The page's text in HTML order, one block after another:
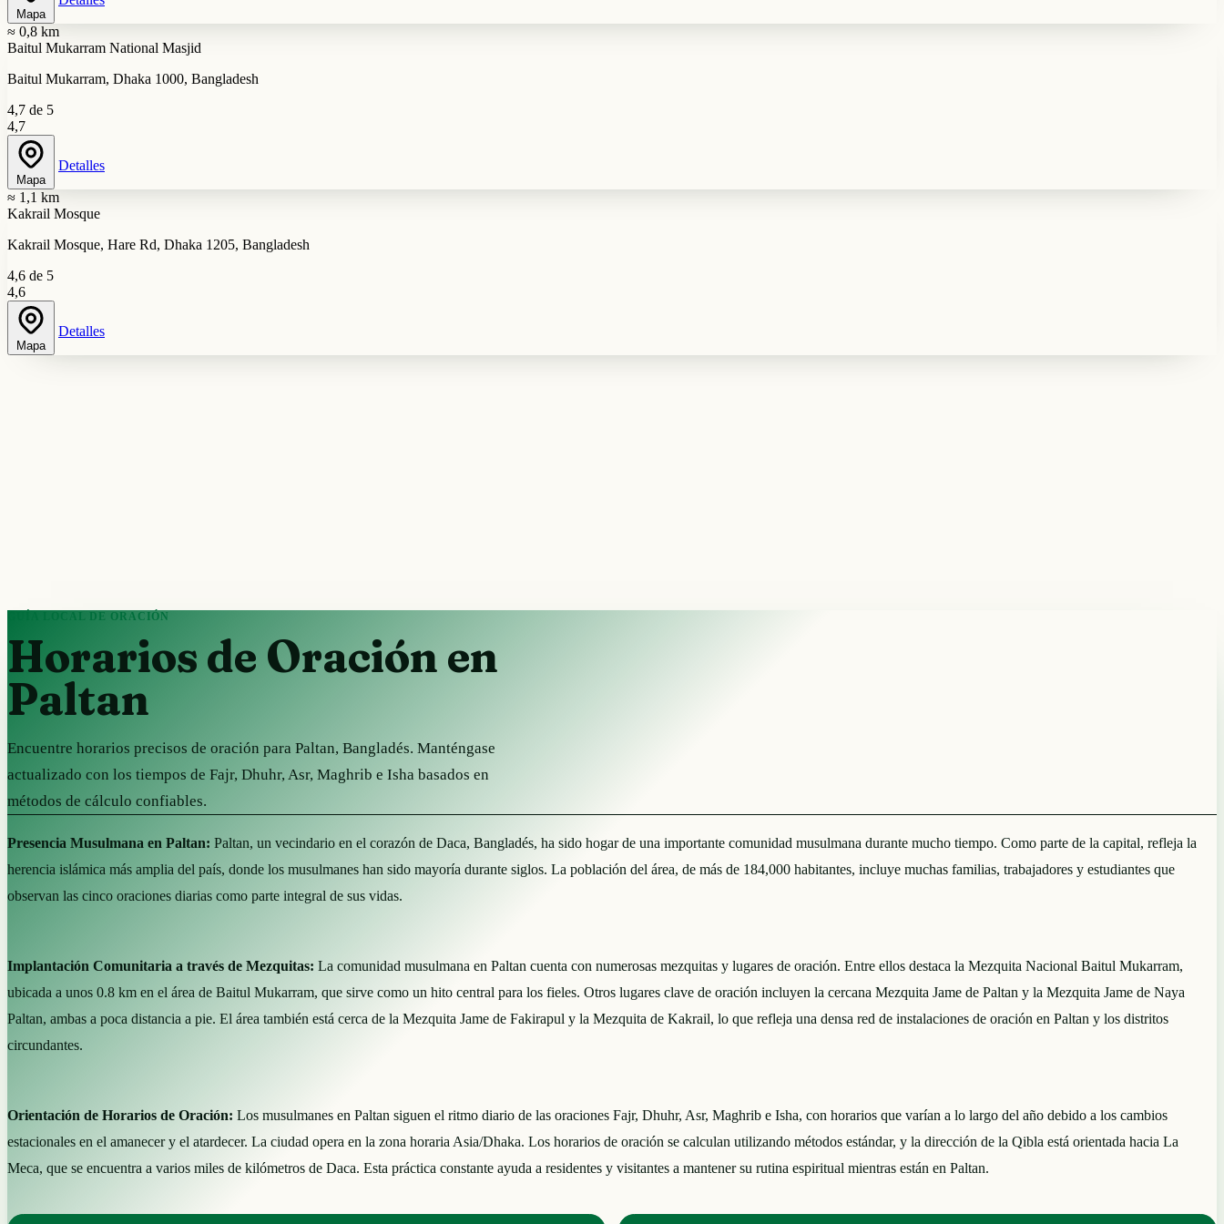
Mapa
≈ 0,8 km
Baitul Mukarram National Masjid
Baitul Mukarram, Dhaka 1000, Bangladesh
4,7 de 5
4,7
Mapa
Detalles
≈ 1,1 km
Kakrail Mosque
Kakrail Mosque, Hare Rd, Dhaka 1205, Bangladesh
4,6 de 5
4,6
Mapa
Detalles
GUÍA LOCAL DE ORACIÓN
Horarios de Oración en
Paltan
Encuentre horarios precisos de oración para Paltan, Bangladés. Manténgase
actualizado con los tiempos de Fajr, Dhuhr, Asr, Maghrib e Isha basados en
métodos de cálculo confiables.
Presencia Musulmana en Paltan: Paltan, un vecindario en el corazón de Daca, Bangladés, ha sido hogar de una importante comunidad musulmana durante mucho tiempo. Como parte de la capital, refleja la
herencia islámica más amplia del país, donde los musulmanes han sido mayoría durante siglos. La población del área, de más de 184,000 habitantes, incluye muchas familias, trabajadores y estudiantes que
observan las cinco oraciones diarias como parte integral de sus vidas.
Implantación Comunitaria a través de Mezquitas: La comunidad musulmana en Paltan cuenta con numerosas mezquitas y lugares de oración. Entre ellos destaca la Mezquita Nacional Baitul Mukarram,
ubicada a unos 0.8 km en el área de Baitul Mukarram, que sirve como un hito central para los fieles. Otros lugares clave de oración incluyen la cercana Mezquita Jame de Paltan y la Mezquita Jame de Naya
Paltan, ambas a poca distancia a pie. El área también está cerca de la Mezquita Jame de Fakirapul y la Mezquita de Kakrail, lo que refleja una densa red de instalaciones de oración en Paltan y los distritos
circundantes.
Orientación de Horarios de Oración: Los musulmanes en Paltan siguen el ritmo diario de las oraciones Fajr, Dhuhr, Asr, Maghrib e Isha, con horarios que varían a lo largo del año debido a los cambios
estacionales en el amanecer y el atardecer. La ciudad opera en la zona horaria Asia/Dhaka. Los horarios de oración se calculan utilizando métodos estándar, y la dirección de la Qibla está orientada hacia La
Meca, que se encuentra a varios miles de kilómetros de Daca. Esta práctica constante ayuda a residentes y visitantes a mantener su rutina espiritual mientras están en Paltan.